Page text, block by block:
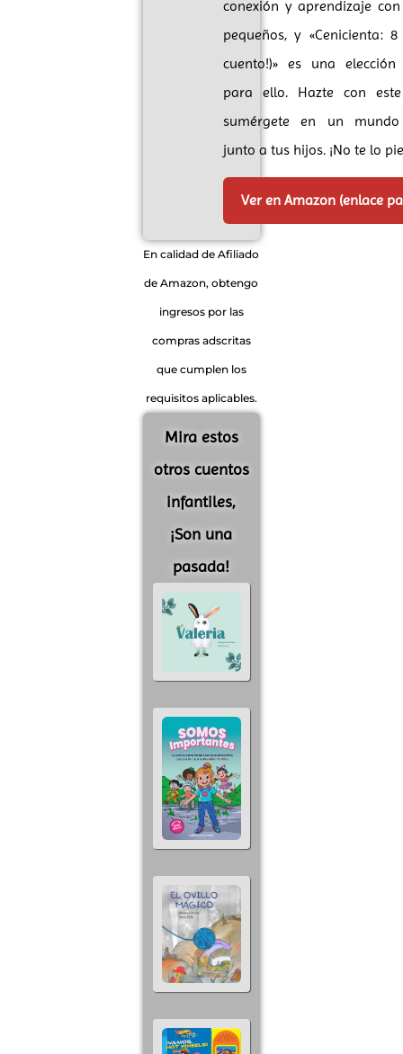
conexión y aprendizaje
pequeños, y «Cenicienta: 8
cuento!)» es una elección
para ello. Hazte con
sumérgete en un
junto a tus hijos. ¡No te lo
Ver en Amazon (enlace
En calidad de Afiliado
de Amazon, obtengo
ingresos por las
compras adscritas
que cumplen los
requisitos aplicables.
Mira estos
otros cuentos
infantiles,
¡Son una
pasada!